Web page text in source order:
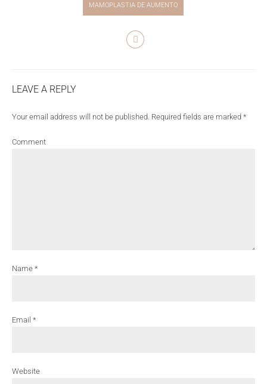
MAMOPLASTIA DE AUMENTO
LEAVE A REPLY
Your email address will not be published. Required fields are marked *
Comment
Name *
Email *
Website